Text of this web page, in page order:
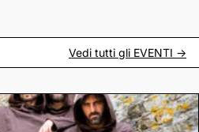
Vedi tutti gli EVENTI ->